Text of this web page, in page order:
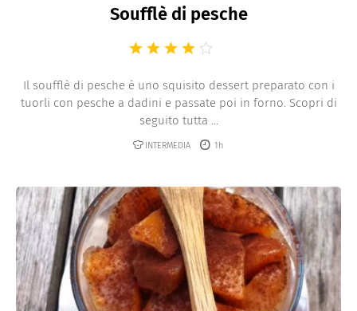
Soufflè di pesche
Il soufflè di pesche è uno squisito dessert preparato con i
tuorli con pesche a dadini e passate poi in forno. Scopri di
seguito tutta ...
INTERMEDIA 1h